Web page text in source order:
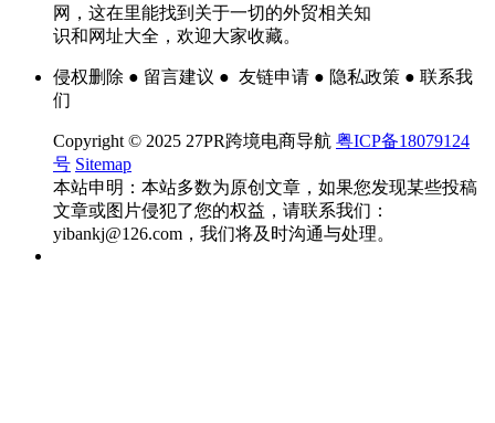
网，这在里能找到关于一切的外贸相关知
识和网址大全，欢迎大家收藏。
侵权删除 ● 留言建议 ● 友链申请 ● 隐私政策 ● 联系我
们
Copyright © 2025 27PR跨境电商导航 粤ICP备18079124
号 Sitemap
本站申明：本站多数为原创文章，如果您发现某些投稿
文章或图片侵犯了您的权益，请联系我们：
yibankj@126.com，我们将及时沟通与处理。